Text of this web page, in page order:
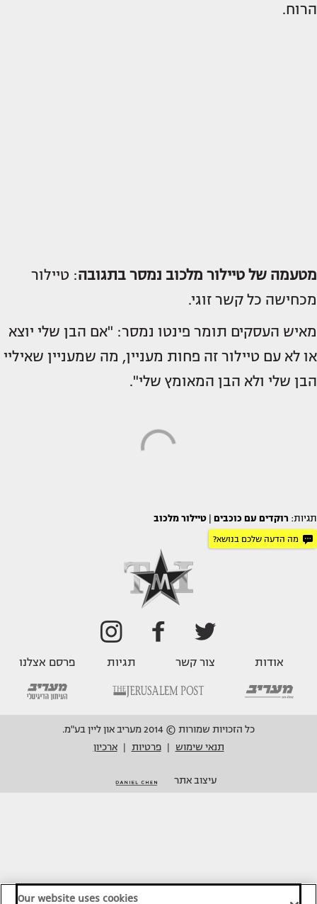
הרוח.
מטעמה של טיילור מלכוב נמסר בתגובה: טיילור
מכחישה כל קשר זוגי.
מאיש העסקים תומר פינטו נמסר: "אם הבן שלי יוצא
או לא עם טיילור זה פחות מעניין, מה שמעניין שאיליי
הבן שלי ולא הבן המאומץ שלי".
תגיות: רוקדים עם כוכבים טיילור מלכוב
מה הדעה שלכם בנושא?
אודות צור קשר תגיות פרסם אצלנו
כל הזכויות שמורות © 2014 מעריב און ליין בע"מ.
תנאי שימוש
פרטיות ארכיון
עיצוב אתר
Our website uses cookies